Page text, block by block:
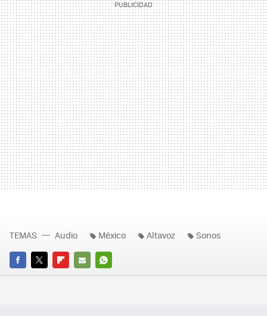
FACEBOOK
TWITTERFLIPBOARD
E-
WHATSAPP
TEMAS Audio México Altavoz Sonos